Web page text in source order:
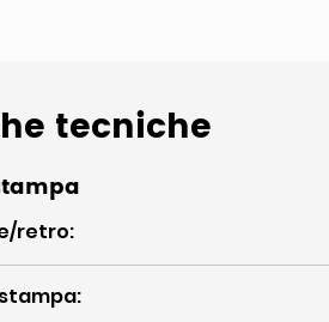
tecniche
retro:
: